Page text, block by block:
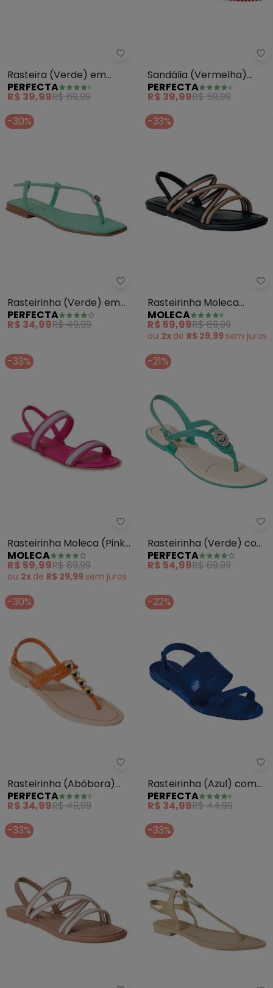
Perfecta - Rasteira (Verde)
Rasteira (Verde) em
Sintético
PERFECTA
R$ 39,99R$ 69,99
Sandália (Vermelha)
com Fechamento em
Botões
PERFECTA
R$ 39,99R$ 59,99
-30%
Perfecta - Rasteirinha (Verde)
Rasteirinha (Verde) em
Sintético
PERFECTA
R$ 34,99R$ 49,99
-33%
Rasteirinha Moleca
(Preta) em Sintético
MOLECA
R$ 59,99R$ 89,99
ou 2x de R$ 29,99 sem juros
-33%
Moleca - Rasteirinha Moleca
Rasteirinha Moleca (Pink)
em Sintético
MOLECA
R$ 59,99R$ 89,99
ou 2x de R$ 29,99 sem juros
-21%
Rasteirinha (Verde) com
Enfeite no Cabedal
PERFECTA
R$ 54,99R$ 69,99
-30%
Perfecta - Rasteirinha
Rasteirinha (Abóbora)
com Adereço Dourado
PERFECTA
R$ 34,99R$ 49,99
-22%
Rasteirinha (Azul) com
Fivela
PERFECTA
R$ 34,99R$ 44,99
-33%
-33%